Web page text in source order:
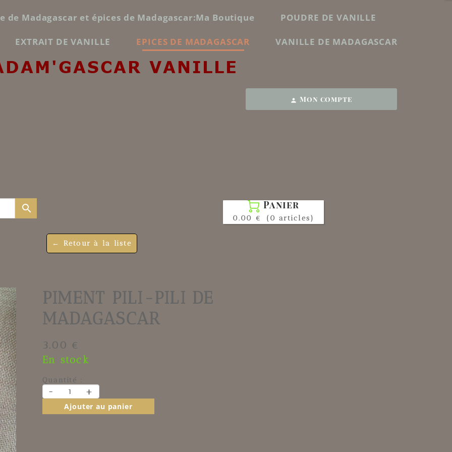
VANILLE
de Madagascar et épices de Madagascar:Ma Boutique POUDRE DE VANILLE
EXTRAIT DE VANILLE EPICES DE MADAGASCAR VANILLE DE MADAGASCAR
person Mon compte
search  Panier
0.00 € (0 articles)
← Retour à la liste
PIMENT PILI-PILI DE
MADAGASCAR
3.00 €
En stock
Quantité :
- +
Ajouter au panier